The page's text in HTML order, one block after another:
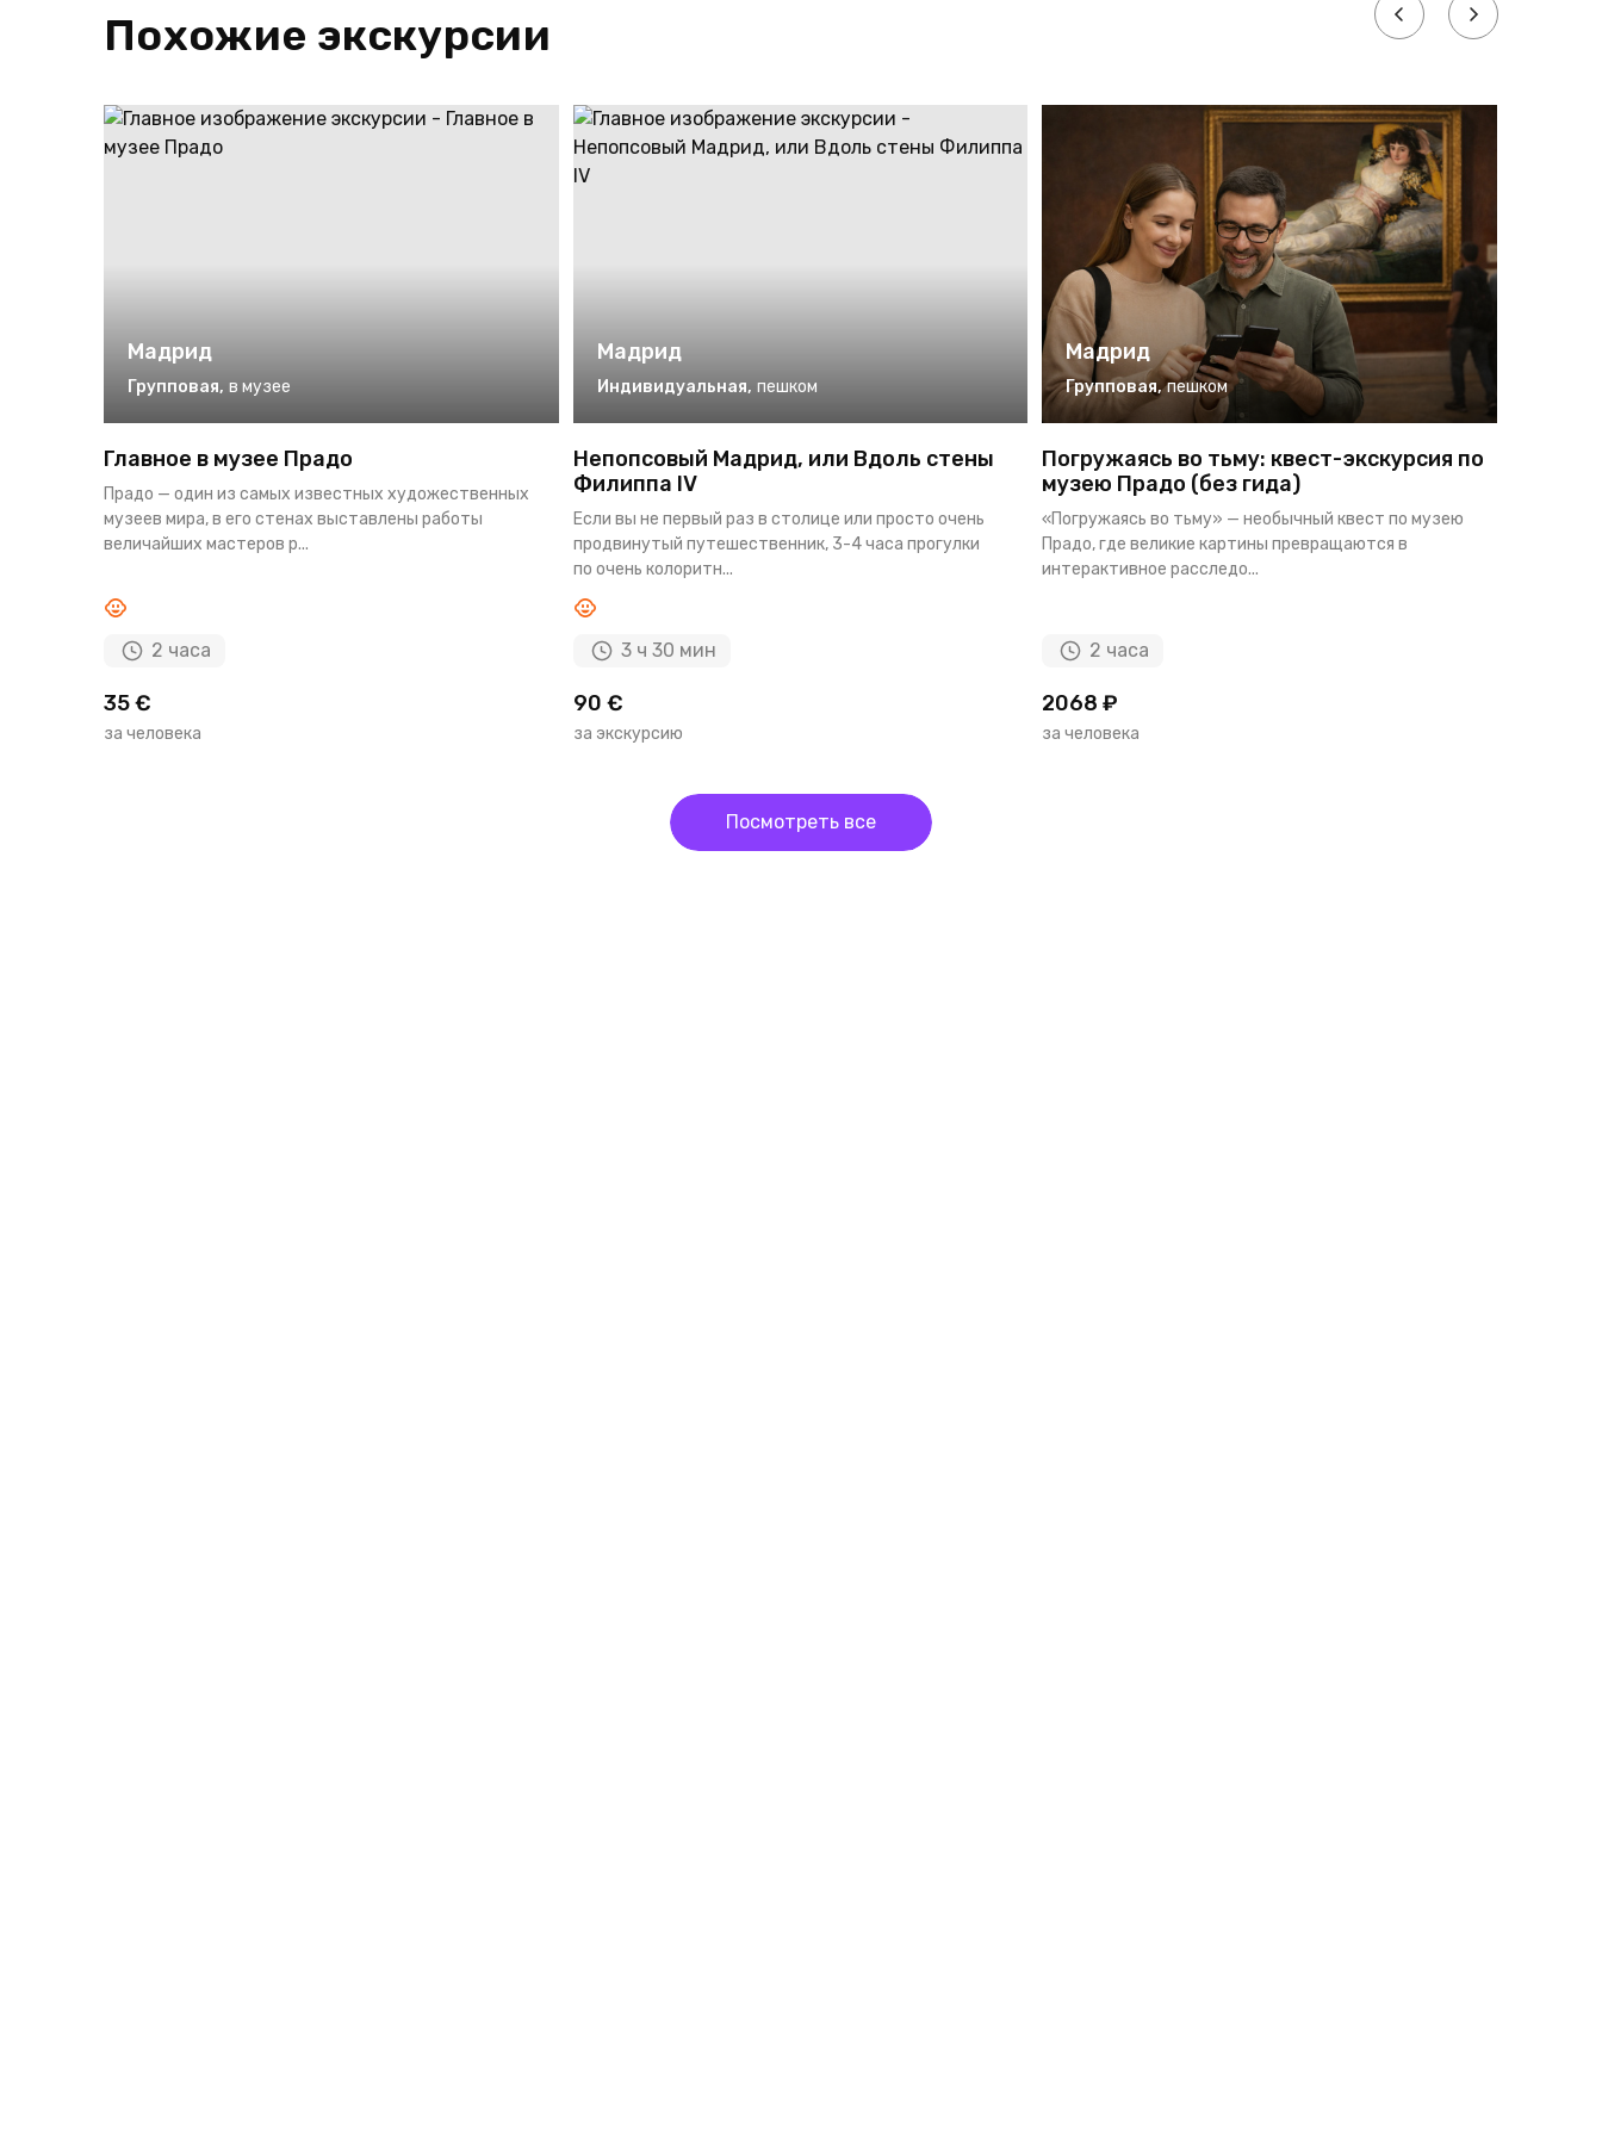
Похожие экскурсии
Мадрид
Групповая, в музее
Главное в музее Прадо
Прадо — один из самых известных художественных
музеев мира, в его стенах выставлены работы
величайших мастеров р...
2 часа
35 €
за человека
Мадрид
Индивидуальная, пешком
Непопсовый Мадрид, или Вдоль стены
Филиппа IV
Если вы не первый раз в столице или просто очень
продвинутый путешественник, 3-4 часа прогулки
по очень колоритн...
3 ч 30 мин
90 €
за экскурсию
Мадрид
Групповая, пешком
Погружаясь во тьму: квест-экскурсия по
музею Прадо (без гида)
«Погружаясь во тьму» — необычный квест по музею
Прадо, где великие картины превращаются в
интерактивное расследо...
2 часа
2068 ₽
за человека
Посмотреть все